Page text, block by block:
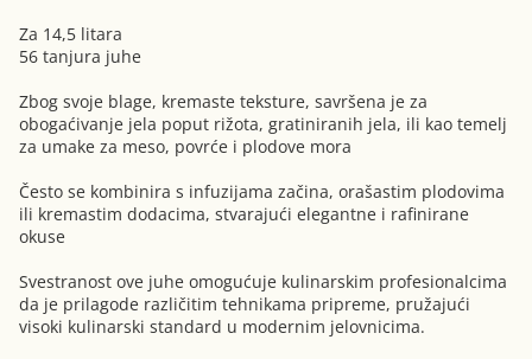
Za 14,5 litara
56 tanjura juhe
Zbog svoje blage, kremaste teksture, savršena je za
obogaćivanje jela poput rižota, gratiniranih jela, ili kao temelj
za umake za meso, povrće i plodove mora
Često se kombinira s infuzijama začina, orašastim plodovima
ili kremastim dodacima, stvarajući elegantne i rafinirane
okuse
Svestranost ove juhe omogućuje kulinarskim profesionalcima
da je prilagode različitim tehnikama pripreme, pružajući
visoki kulinarski standard u modernim jelovnicima.